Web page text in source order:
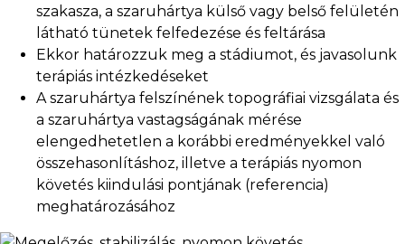
szakasza, a szaruhártya külső vagy belső felületén
látható tünetek felfedezése és feltárása
Ekkor határozzuk meg a stádiumot, és javasolunk
terápiás intézkedéseket
A szaruhártya felszínének topográfiai vizsgálata és
a szaruhártya vastagságának mérése
elengedhetetlen a korábbi eredményekkel való
összehasonlításhoz, illetve a terápiás nyomon
követés kiindulási pontjának (referencia)
meghatározásához